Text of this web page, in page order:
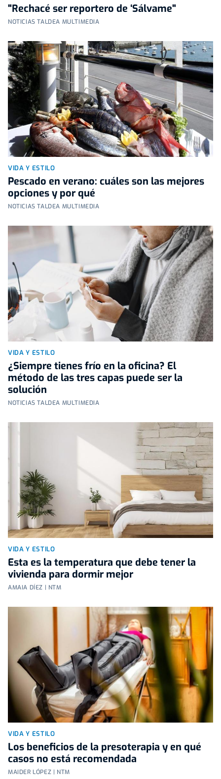
"Rechacé ser reportero de ‘Sálvame"
NOTICIAS TALDEA MULTIMEDIA
VIDA Y ESTILO
Pescado en verano: cuáles son las mejores
opciones y por qué
NOTICIAS TALDEA MULTIMEDIA
VIDA Y ESTILO
¿Siempre tienes frío en la oficina? El
método de las tres capas puede ser la
solución
NOTICIAS TALDEA MULTIMEDIA
VIDA Y ESTILO
Esta es la temperatura que debe tener la
vivienda para dormir mejor
AMAIA DÍEZ | NTM
VIDA Y ESTILO
Los beneficios de la presoterapia y en qué
casos no está recomendada
MAIDER LÓPEZ | NTM